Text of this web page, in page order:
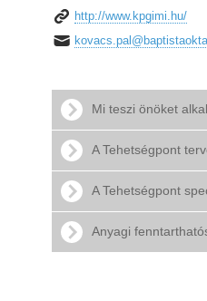
http://www.kpgimi.hu/
Mi teszi önöket
A Tehetségpont
A Tehetségpont
Anyagi